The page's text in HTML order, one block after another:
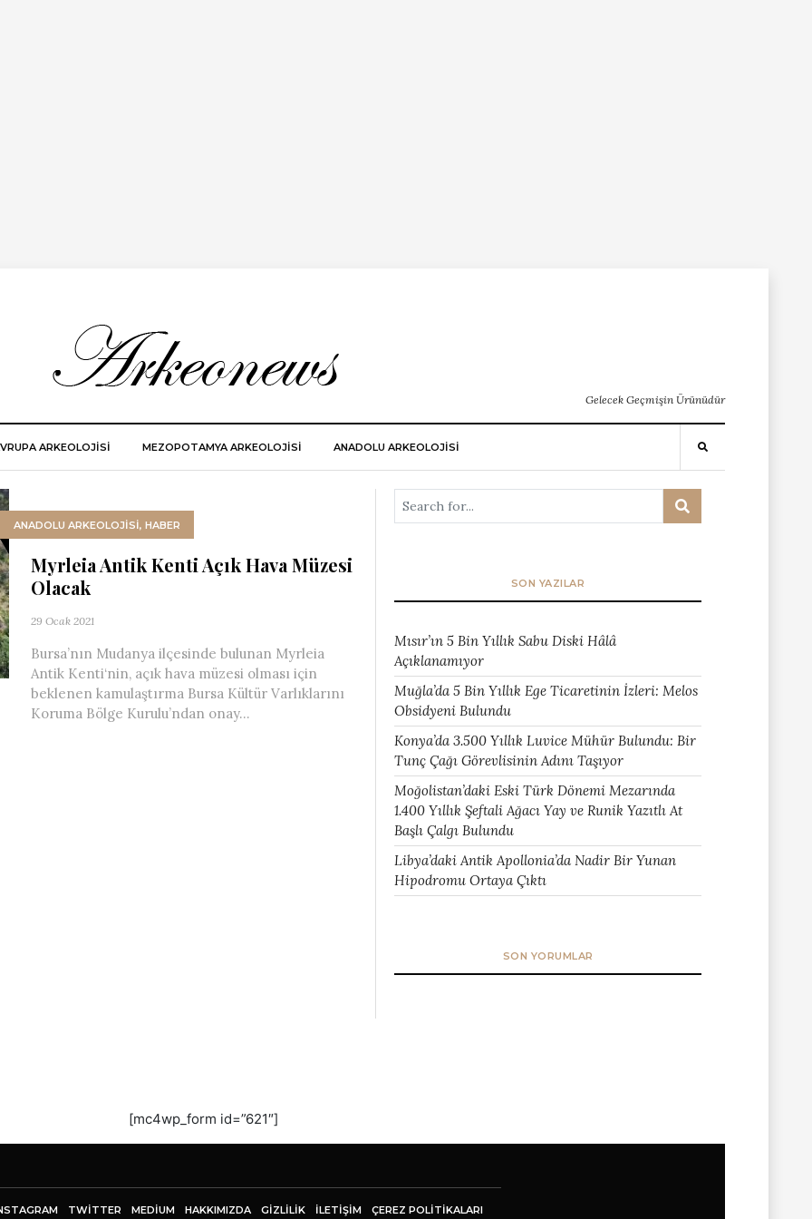
Gelecek Geçmişin Ürünüdür
ARKEOLOJISI MEZOPOTAMYA ARKEOLOJISI ANADOLU ARKEOLOJİSİ
ANADOLU ARKEOLOJİSİ, HABER
Myrleia Antik Kenti Açık Hava Müzesi
Olacak
29 Ocak 2021
Bursa’nın Mudanya ilçesinde bulunan Myrleia
Antik Kenti‘nin, açık hava müzesi olması için
beklenen kamulaştırma Bursa Kültür Varlıklarını
Koruma Bölge Kurulu’ndan onay...
SON YAZILAR
Mısır’ın 5 Bin Yıllık Sabu Diski Hâlâ
Açıklanamıyor
Muğla’da 5 Bin Yıllık Ege Ticaretinin İzleri: Melos
Obsidyeni Bulundu
Konya’da 3.500 Yıllık Luvice Mühür Bulundu: Bir
Tunç Çağı Görevlisinin Adını Taşıyor
Moğolistan’daki Eski Türk Dönemi Mezarında
1.400 Yıllık Şeftali Ağacı Yay ve Runik Yazıtlı At
Başlı Çalgı Bulundu
Libya’daki Antik Apollonia’da Nadir Bir Yunan
Hipodromu Ortaya Çıktı
SON YORUMLAR
[mc4wp_form id=”621″]
TWITTER MEDIUM HAKKIMIZDA GİZLİLİK İLETIŞIM ÇEREZ POLITIKALARI